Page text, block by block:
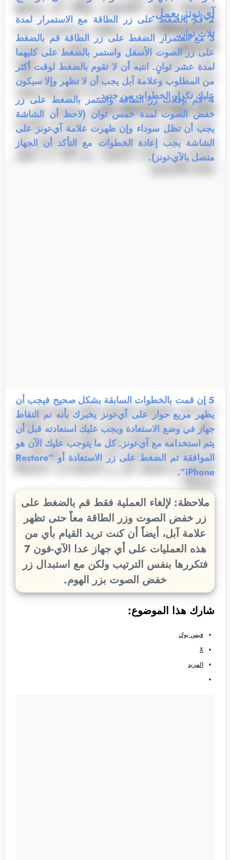
آي-تونز يعمل.
2قم بالضغط على زر الطاقة مع الاستمرار لمدة
ثلاث ثوانٍ.
3مع استمرار الضغط على زر الطاقة قم بالضغط
على زر الصوت الأسفل واستمر بالضغط على كليهما
لمدة عشر ثوانٍ. انتبه أن لا تقوم بالضغط لوقت أكثر
من المطلوب وعلامة آبل يجب أن لا تظهر وإلا سيكون
عليك تكرار الخطوات من جديد.
4قم بإفلات زر الطاقة واستمر بالضغط على زر
خفض الصوت لمدة خمس ثوان (لاحظ أن الشاشة
يجب أن تظل سوداء وإن ظهرت علامة آي-تونز على
الشاشة يجب إعادة الخطوات مع التأكد أن الجهاز
متصل بالآي-تونز).
5إن قمت بالخطوات السابقة بشكل صحيح فيجب أن
يظهر مربع حوار على آي-تونز يخبرك بأنه تم التقاط
جهاز في وضع الاستعادة ويجب عليك استعادته قبل أن
يتم استخدامه مع آي-تونز. كل ما يتوجب عليك الآن هو
الموافقة ثم الضغط على زر الاستعادة أو “Restore
iPhone”.
ملاحظة: لإلغاء العملية فقط قم بالضغط على
زر خفض الصوت وزر الطاقة معاً حتى تظهر
علامة آبل، أيضاً أن كنت تريد القيام بأي من
هذه العمليات على أي جهاز عدا الآي-فون 7
فتكررها بنفس الترتيب ولكن مع استبدال زر
خفض الصوت بزر الهوم.
شارك هذا الموضوع:
فيس بوك
X
المزيد